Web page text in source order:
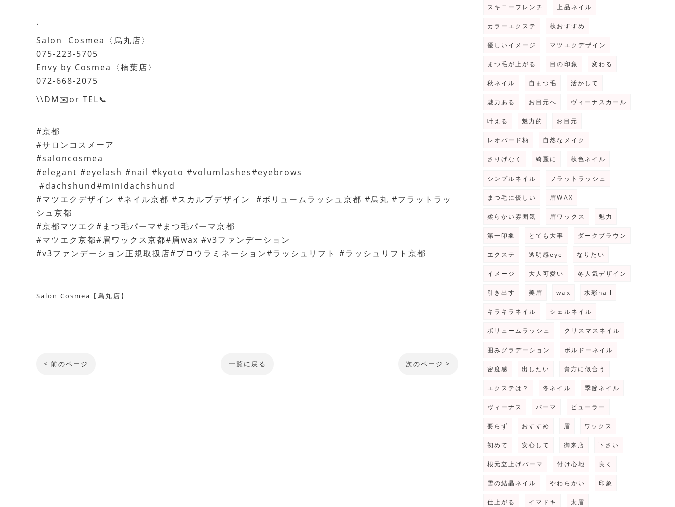
.
Salon Cosmea〈烏丸店〉
075-223-5705
Envy by Cosmea〈楠葉店〉
072-668-2075
\\DM✉️or TEL📞
#京都
#サロンコスメーア
#saloncosmea
#elegant #eyelash #nail #kyoto #volumlashes#eyebrows
#dachshund#minidachshund
#マツエクデザイン #ネイル京都 #スカルプデザイン #ボリュームラッシュ京都 #烏丸 #フラットラッ
シュ京都
#京都マツエク#まつ毛パーマ#まつ毛パーマ京都
#マツエク京都#眉ワックス京都#眉wax #v3ファンデーション
#v3ファンデーション正規取扱店#ブロウラミネーション#ラッシュリフト #ラッシュリフト京都
Salon Cosmea【烏丸店】
< 前のページ 一覧に戻る 次のページ >
スキニーフレンチ 上品ネイル
カラーエクステ 秋おすすめ
優しいイメージ マツエクデザイン
まつ毛が上がる 目の印象 変わる
秋ネイル 自まつ毛 活かして
魅力ある お目元へ ヴィーナスカール
叶える 魅力的 お目元
レオパード柄 自然なメイク
さりげなく 綺麗に 秋色ネイル
シンプルネイル フラットラッシュ
まつ毛に優しい 眉WAX
柔らかい雰囲気 眉ワックス 魅力
第一印象 とても大事 ダークブラウン
エクステ 透明感eye なりたい
イメージ 大人可愛い 冬人気デザイン
引き出す 美眉 wax 水彩nail
キラキラネイル シェルネイル
ボリュームラッシュ クリスマスネイル
囲みグラデーション ボルドーネイル
密度感 出したい 貴方に似合う
エクステは？ 冬ネイル 季節ネイル
ヴィーナス パーマ ビューラー
要らず おすすめ 眉 ワックス
初めて 安心して 御来店 下さい
根元立上げパーマ 付け心地 良く
雪の結晶ネイル やわらかい 印象
仕上がる イマドキ 太眉